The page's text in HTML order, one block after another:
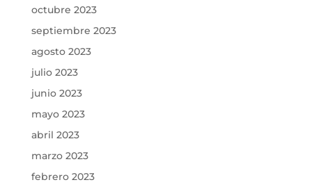
octubre 2023
septiembre 2023
agosto 2023
julio 2023
junio 2023
mayo 2023
abril 2023
marzo 2023
febrero 2023